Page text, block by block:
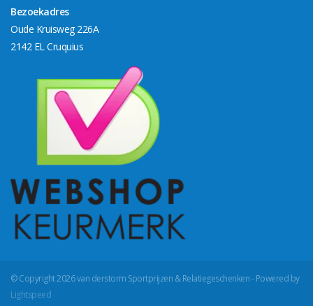
Bezoekadres
Oude Kruisweg 226A
2142 EL Cruquius
© Copyright 2026 van derstorm Sportprijzen & Relatiegeschenken - Powered by
Lightspeed